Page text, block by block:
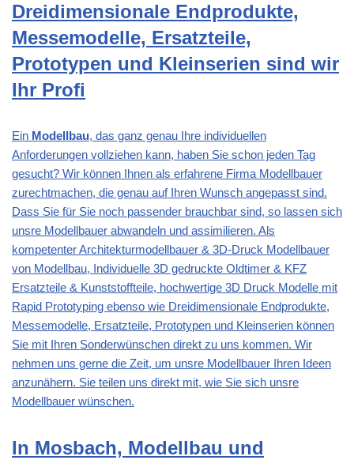
Dreidimensionale Endprodukte,
Messemodelle, Ersatzteile,
Prototypen und Kleinserien sind wir
Ihr Profi
Ein Modellbau, das ganz genau Ihre individuellen
Anforderungen vollziehen kann, haben Sie schon jeden Tag
gesucht? Wir können Ihnen als erfahrene Firma Modellbauer
zurechtmachen, die genau auf Ihren Wunsch angepasst sind.
Dass Sie für Sie noch passender brauchbar sind, so lassen sich
unsre Modellbauer abwandeln und assimilieren. Als
kompetenter Architekturmodellbauer & 3D-Druck Modellbauer
von Modellbau, Individuelle 3D gedruckte Oldtimer & KFZ
Ersatzteile & Kunststoffteile, hochwertige 3D Druck Modelle mit
Rapid Prototyping ebenso wie Dreidimensionale Endprodukte,
Messemodelle, Ersatzteile, Prototypen und Kleinserien können
Sie mit Ihren Sonderwünschen direkt zu uns kommen. Wir
nehmen uns gerne die Zeit, um unsre Modellbauer Ihren Ideen
anzunähern. Sie teilen uns direkt mit, wie Sie sich unsre
Modellbauer wünschen.
In Mosbach, Modellbau und